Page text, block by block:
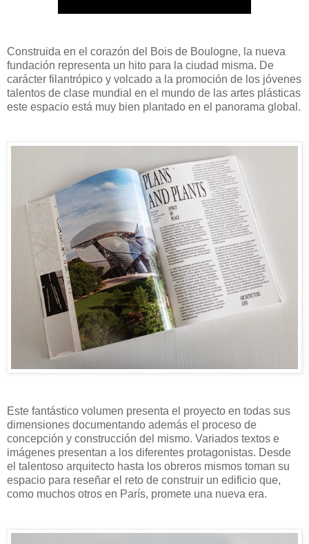
Construida en el corazón del Bois de Boulogne, la nueva
fundación representa un hito para la ciudad misma. De
carácter filantrópico y volcado a la promoción de los jóvenes
talentos de clase mundial en el mundo de las artes plásticas
este espacio está muy bien plantado en el panorama global.
Este fantástico volumen presenta el proyecto en todas sus
dimensiones documentando además el proceso de
concepción y construcción del mismo. Variados textos e
imágenes presentan a los diferentes protagonistas. Desde
el talentoso arquitecto hasta los obreros mismos toman su
espacio para reseñar el reto de construir un edificio que,
como muchos otros en París, promete una nueva era.